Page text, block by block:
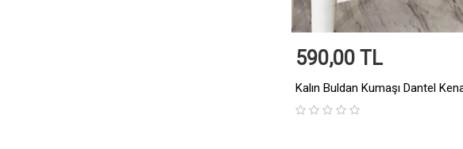
590,00 TL
Kalın Buldan Kumaşı Dantel